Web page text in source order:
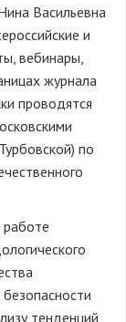
Васильевна
и
вебинары,
журнала
проводятся
по
тенденций